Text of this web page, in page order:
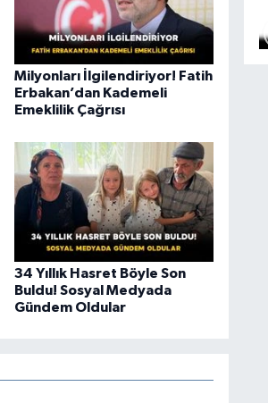
Milyonları İlgilendiriyor! Fatih
Erbakan’dan Kademeli
Emeklilik Çağrısı
34 Yıllık Hasret Böyle Son
Buldu! Sosyal Medyada
Gündem Oldular